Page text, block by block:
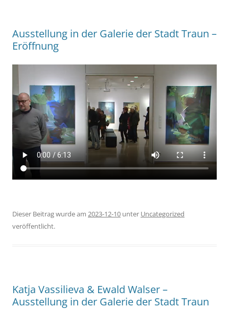
Ausstellung in der Galerie der Stadt Traun –
Eröffnung
Dieser Beitrag wurde am 2023-12-10 unter Uncategorized
veröffentlicht.
Katja Vassilieva & Ewald Walser –
Ausstellung in der Galerie der Stadt Traun